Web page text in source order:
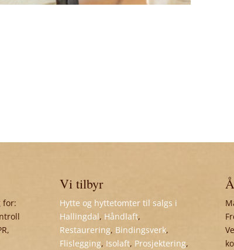
for:
Vi tilbyr
Hytte og hyttetomter til salgs i
Hallingdal, Håndlaft,
Restaurering, Bindingsverk,
Flislegging, Isolaft, Prosjektering,